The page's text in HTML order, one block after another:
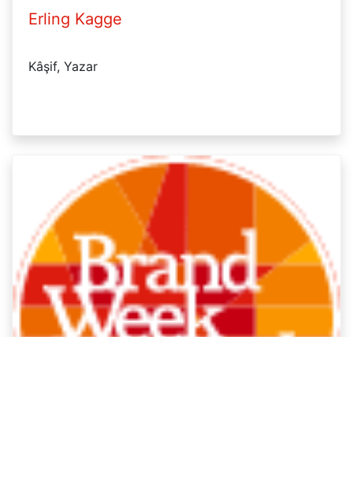
Erling Kagge
Kâşif, Yazar